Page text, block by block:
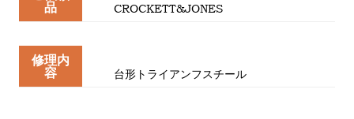
品
CROCKETT&JONES
修理内
容
台形トライアンフスチール